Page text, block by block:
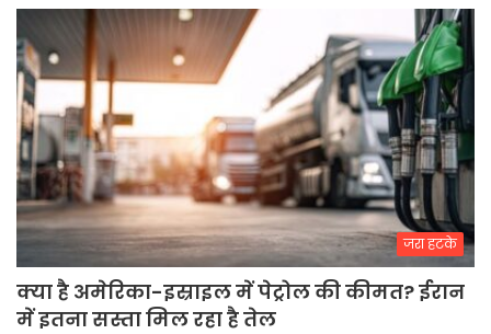
जरा हटके
क्या है अमेरिका-इस्राइल में पेट्रोल की कीमत? ईरान
में इतना सस्ता मिल रहा है तेल